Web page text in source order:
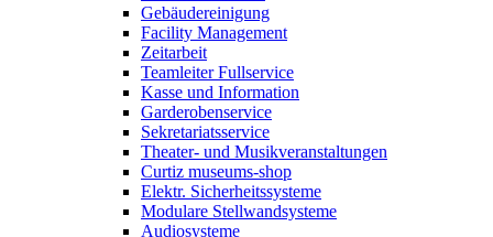
Gebäudereinigung
Facility Management
Zeitarbeit
Teamleiter Fullservice
Kasse und Information
Garderobenservice
Sekretariatsservice
Theater- und Musikveranstaltungen
Curtiz museums-shop
Elektr. Sicherheitssysteme
Modulare Stellwandsysteme
Audiosysteme